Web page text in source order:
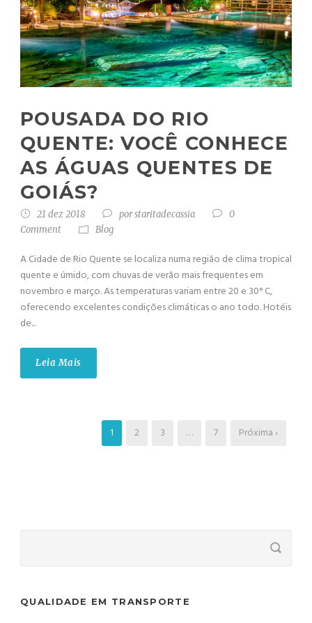
POUSADA DO RIO
QUENTE: VOCÊ CONHECE
AS ÁGUAS QUENTES DE
GOIÁS?
21 dez 2018 porstaritadecassia
0
Comment
Blog
A Cidade de Rio Quente se localiza numa região de clima tropical
quente e úmido, com chuvas de verão mais frequentes em
novembro e março. As temperaturas variam entre 20 e 30° C,
oferecendo excelentes condições climáticas o ano todo. Hotéis
de...
Leia Mais
1 2 3 … 7 Próxima ›
QUALIDADE EM TRANSPORTE